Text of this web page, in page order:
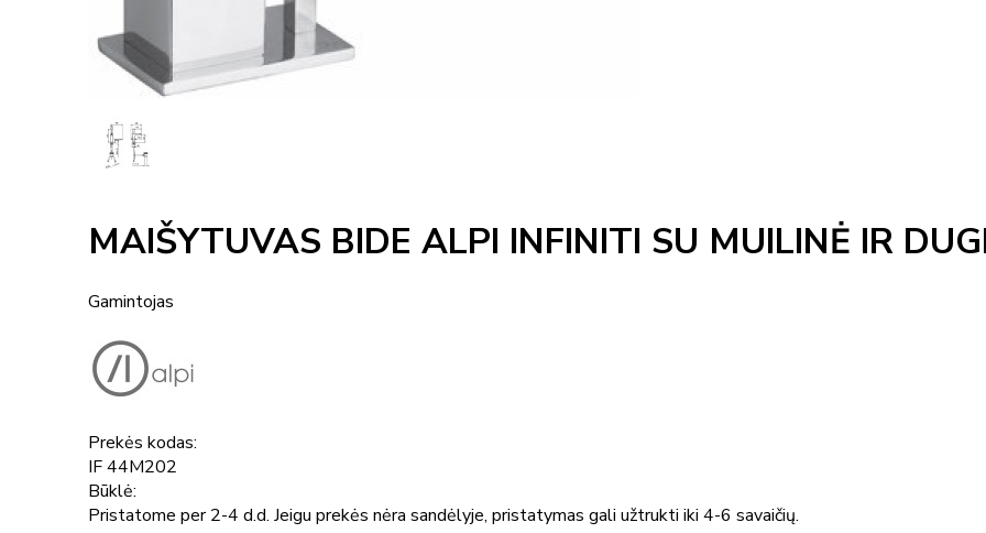
MAIŠYTUVAS BIDE ALPI INFINITI SU MUILINĖ IR
Gamintojas
Prekės kodas:
IF 44M202
Būklė:
Pristatome per 2-4 d.d. Jeigu prekės nėra sandėlyje, pristatymas gali užtrukti iki 4-6 savaičių.